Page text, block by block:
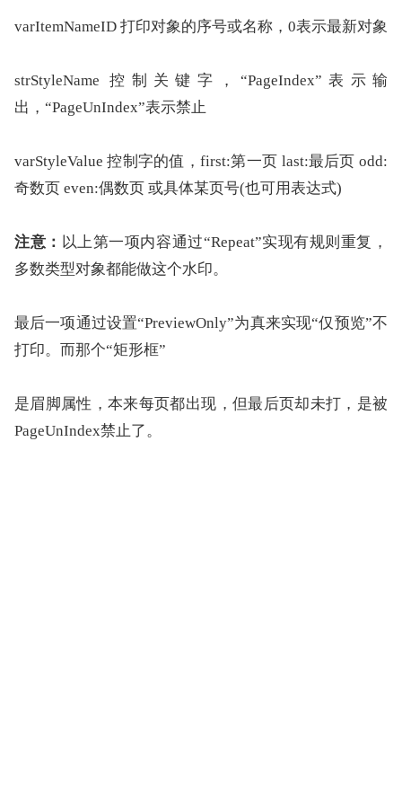
varItemNameID 打印对象的序号或名称，0表示最新对象
strStyleName 控制关键字，“PageIndex”表示输
出，“PageUnIndex”表示禁止
varStyleValue 控制字的值，first:第一页 last:最后页 odd:
奇数页 even:偶数页 或具体某页号(也可用表达式)
注意： 以上第一项内容通过“Repeat”实现有规则重复，
多数类型对象都能做这个水印。
最后一项通过设置“PreviewOnly”为真来实现“仅预览”不
打印。而那个“矩形框”
是眉脚属性，本来每页都出现，但最后页却未打，是被
PageUnIndex禁止了。